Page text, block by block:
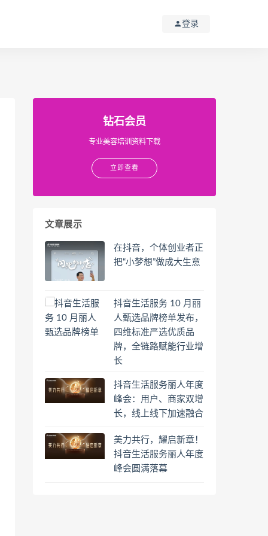
登录
钻石会员
专业美容培训资料下载
立即查看
文章展示
在抖音，个体创业者正
把“小梦想”做成大生意
抖音生活服务 10 月丽
人甄选品牌榜单发布，
四维标准严选优质品
牌，全链路赋能行业增
长
抖音生活服务丽人年度
峰会：用户、商家双增
长，线上线下加速融合
美力共行，耀启新章！
抖音生活服务丽人年度
峰会圆满落幕